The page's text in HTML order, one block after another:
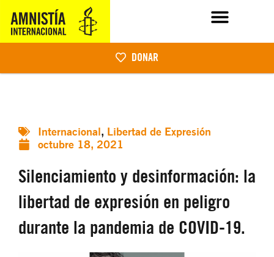
DONAR
Internacional, Libertad de Expresión
octubre 18, 2021
Silenciamiento y desinformación: la
libertad de expresión en peligro
durante la pandemia de COVID-19.